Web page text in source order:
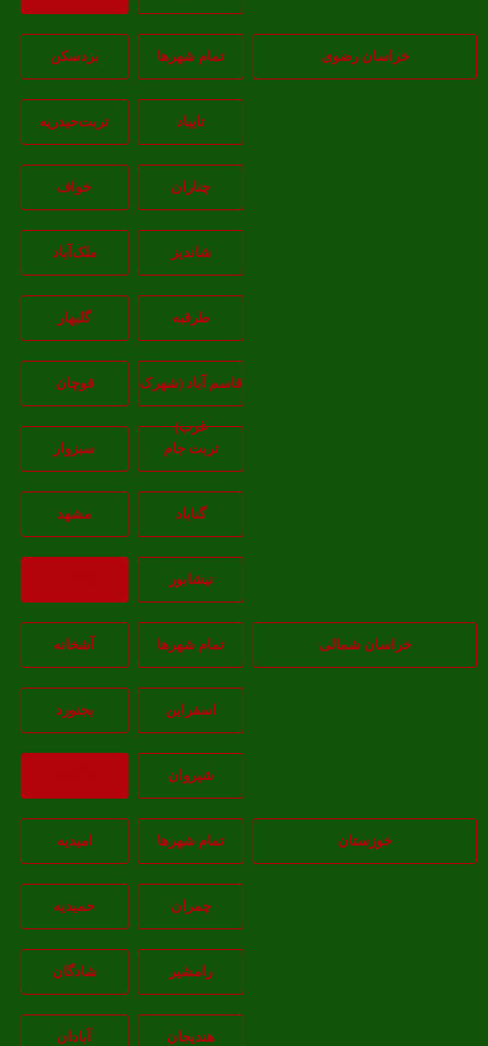
خراسان رضوی تمام شهر‌ها بردسکن
تایباد تربت‌حیدریه
چناران خواف
شاندیز ملک‌آباد
طرقبه گلبهار
قاسم آباد (شهرک
غرب)
قوچان
تربت جام سبزوار
گناباد مشهد
نيشابور
خراسان شمالی تمام شهر‌ها آشخانه
اسفراين بجنورد
شيروان
خوزستان تمام شهر‌ها امیدیه
چمران حمیدیه
رامشیر شادگان
هندیجان آبادان